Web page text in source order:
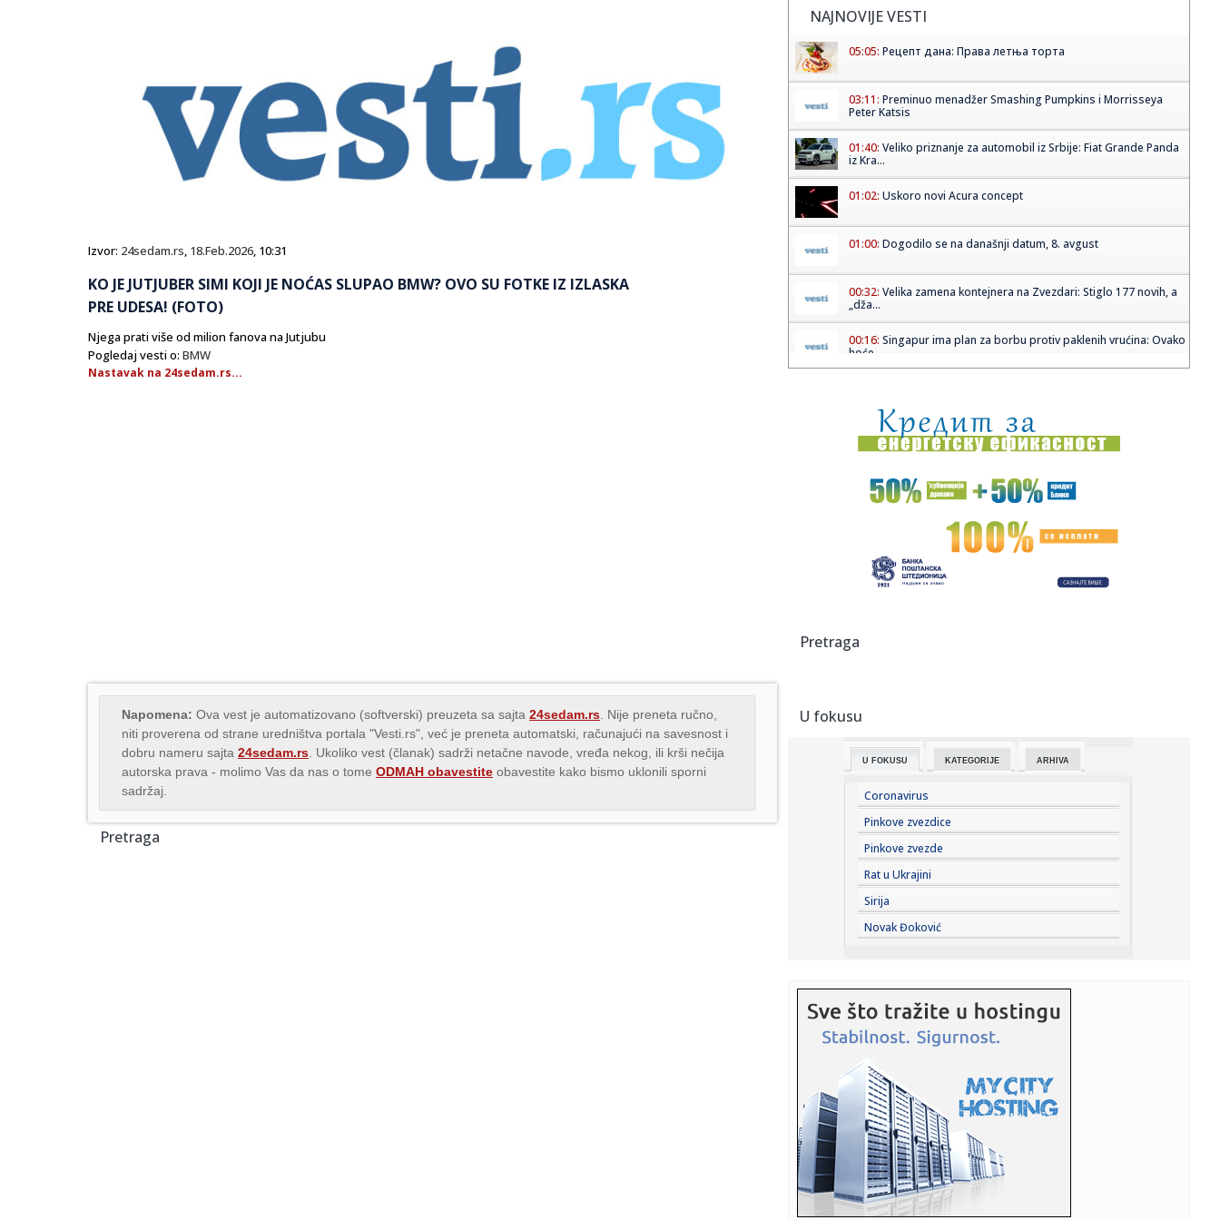
Izvor: 24sedam.rs, 18.Feb.2026, 10:31
KO JE JUTJUBER SIMI KOJI JE NOĆAS SLUPAO BMW? OVO SU FOTKE IZ IZLASKA
PRE UDESA! (FOTO)
Njega prati više od milion fanova na Jutjubu
Pogledaj vesti o: BMW
Nastavak na 24sedam.rs...
Napomena: Ova vest je automatizovano (softverski) preuzeta sa sajta 24sedam.rs . Nije preneta ručno,
niti proverena od strane uredništva portala "Vesti.rs", već je preneta automatski, računajući na savesnost i
dobru nameru sajta 24sedam.rs . Ukoliko vest (članak) sadrži netačne navode, vređa nekog, ili krši nečija
autorska prava - molimo Vas da nas o tome ODMAH obavestite obavestite kako bismo uklonili sporni
sadržaj.
Pretraga
NAJNOVIJE VESTI
05:05: Рецепт дана: Права летња торта
03:11: Preminuo menadžer Smashing Pumpkins i Morrisseya
Peter Katsis
01:40: Veliko priznanje za automobil iz Srbije: Fiat Grande Panda
iz Kra...
01:02: Uskoro novi Acura concept
01:00: Dogodilo se na današnji datum, 8. avgust
00:32: Velika zamena kontejnera na Zvezdari: Stiglo 177 novih, a
„dža...
00:16: Singapur ima plan za borbu protiv paklenih vrućina: Ovako
hoće ...
00:03:Volkswagen menja poslovnu strategiju u SAD
23:51:PARTIZAN TRLJA RUKE: Transfer Saše Lukića doneo crno-
belima 300...
Otišao iz Arsenala pre nego što su podigli trofej – vratio
23:47:Srpkinje pronašle novčanik u Čanju, pa uradile nešto što je
izbacio dron s...
23:35:
23:33: Ribakina sigurna u Torontu
23:32:Brenin potez posle pada razbesneo javnost: Devojka joj
pružila r...
23:29:Američki Senat usvojio zakon o sankcijama Rusiji usmjeren
na ene...
23:27:Hitno se oglasili Rusi: "Provokacija!"
23:24: Ako ste planirali da kupite polovan automobil u Nemačkoj,
pogled...
23:22:
Rusiju posle ...
23:21:Nestao nakit vrijedan 10.000 evra: Snimak otkrio krajnje
neobičn...
23:21:Krvoproliće u Gracu: Turčin izbo muškarca iz BiH i još
dvojic...
23:21:Španija od subote uvodi kontrole za putnike iz Italije: Evo
Pretraga
U fokusu
U FOKUSU KATEGORIJE ARHIVA
Coronavirus
Pinkove zvezdice
Pinkove zvezde
Rat u Ukrajini
Sirija
Novak Đoković